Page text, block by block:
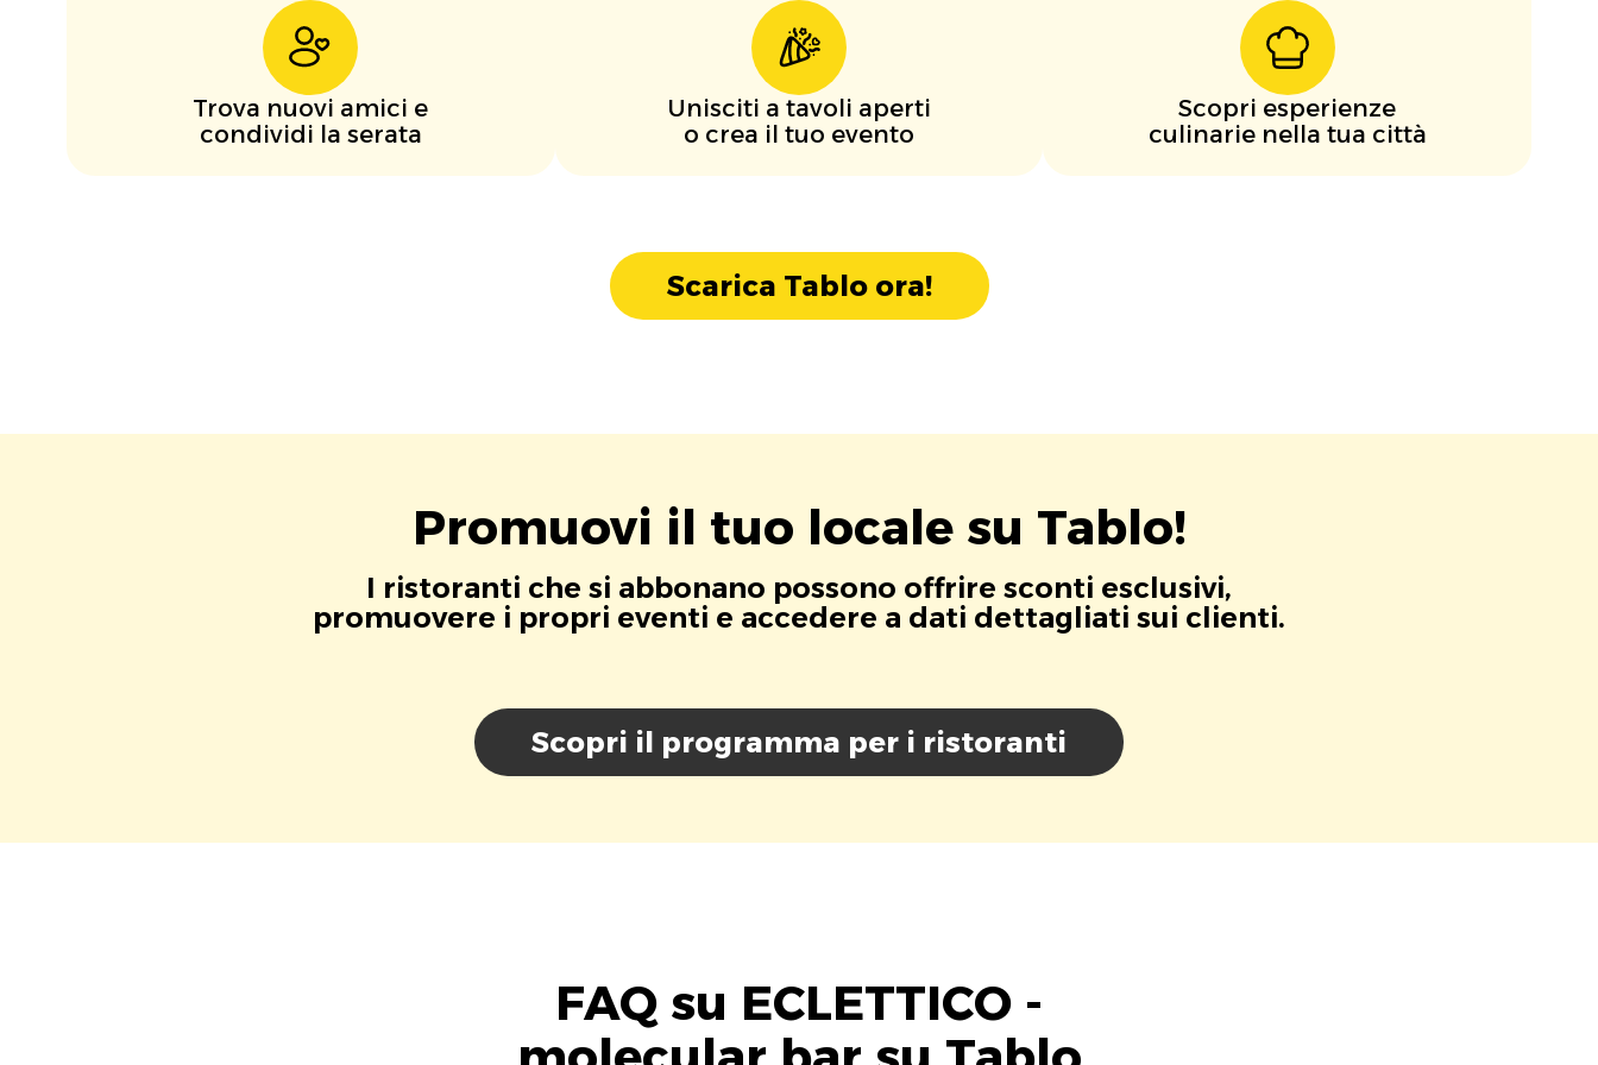
Trova nuovi amici e
condividi la serata
Unisciti a tavoli aperti
o crea il tuo evento
Scopri esperienze
culinarie nella tua città
Scarica Tablo ora!
Promuovi il tuo locale su Tablo!
I ristoranti che si abbonano possono offrire sconti esclusivi,
promuovere i propri eventi e accedere a dati dettagliati sui clienti.
Scopri il programma per i ristoranti
FAQ su ECLETTICO -